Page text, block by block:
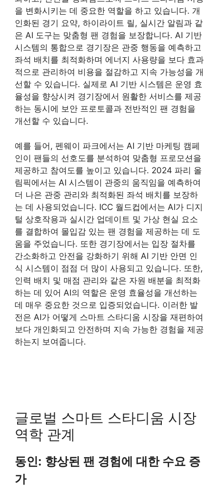
을 변화시키는 데 중요한 역할을 하고 있습니다. 개
인화된 경기 요약, 하이라이트 릴, 실시간 알림과 같
은 AI 도구는 맞춤형 팬 경험을 보장합니다. AI 기반
시스템의 통합으로 경기장은 관중 행동을 예측하고
좌석 배치를 최적화하며 에너지 사용량을 보다 효과
적으로 관리하여 비용을 절감하고 지속 가능성을 개
선할 수 있습니다. 실제로 AI 기반 시스템은 운영 효
율성을 향상시켜 경기장에서 원활한 서비스를 제공
하는 동시에 보안 프로토콜과 전반적인 팬 경험을
개선할 수 있습니다.
예를 들어, 펜웨이 파크에서는 AI 기반 마케팅 캠페
인이 팬들의 선호도를 분석하여 맞춤형 프로모션을
제공하고 참여도를 높이고 있습니다. 2024 파리 올
림픽에서는 AI 시스템이 관중의 움직임을 예측하여
더 나은 관중 관리와 최적화된 좌석 배치를 보장하
는 데 사용되었습니다. ICC 월드컵에서는 AI가 디지
털 상호작용과 실시간 업데이트 및 가상 현실 요소
를 결합하여 몰입감 있는 팬 경험을 제공하는 데 도
움을 주었습니다. 또한 경기장에서는 입장 절차를
간소화하고 안전을 강화하기 위해 AI 기반 안면 인
식 시스템이 점점 더 많이 사용되고 있습니다. 또한,
인력 배치 및 매점 관리와 같은 자원 배분을 최적화
하는 데 있어 AI의 역할은 운영 효율성을 개선하는
데 매우 중요한 것으로 입증되었습니다. 이러한 발
전은 AI가 어떻게 스마트 스타디움 시장을 재편하여
보다 개인화되고 안전하며 지속 가능한 경험을 제공
하는지 보여줍니다.
글로벌 스마트 스타디움 시장
역학 관계
동인: 향상된 팬 경험에 대한 수요 증
가